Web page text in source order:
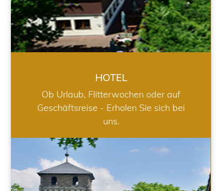
HOTEL
Ob Urlaub, Flitterwochen oder auf
Geschäftsreise - Erholen Sie sich bei
uns.